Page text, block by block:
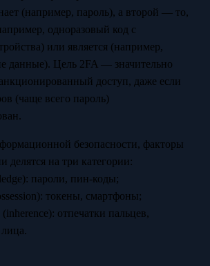
(например, пароль), а второй — то,
одноразовый код с
или является (например,
данные). Цель 2FA — значительно
доступ, даже если
(чаще всего пароль)
безопасности, факторы
делятся на три категории:
пароли, пин-коды;
токены, смартфоны;
отпечатки пальцев,